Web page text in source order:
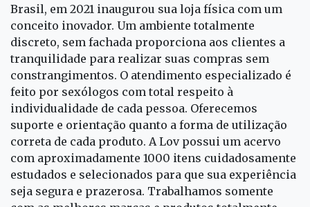
Brasil, em 2021 inaugurou sua loja física com um
conceito inovador. Um ambiente totalmente
discreto, sem fachada proporciona aos clientes a
tranquilidade para realizar suas compras sem
constrangimentos. O atendimento especializado é
feito por sexólogos com total respeito à
individualidade de cada pessoa. Oferecemos
suporte e orientação quanto a forma de utilização
correta de cada produto. A Lov possui um acervo
com aproximadamente 1000 itens cuidadosamente
estudados e selecionados para que sua experiência
seja segura e prazerosa. Trabalhamos somente